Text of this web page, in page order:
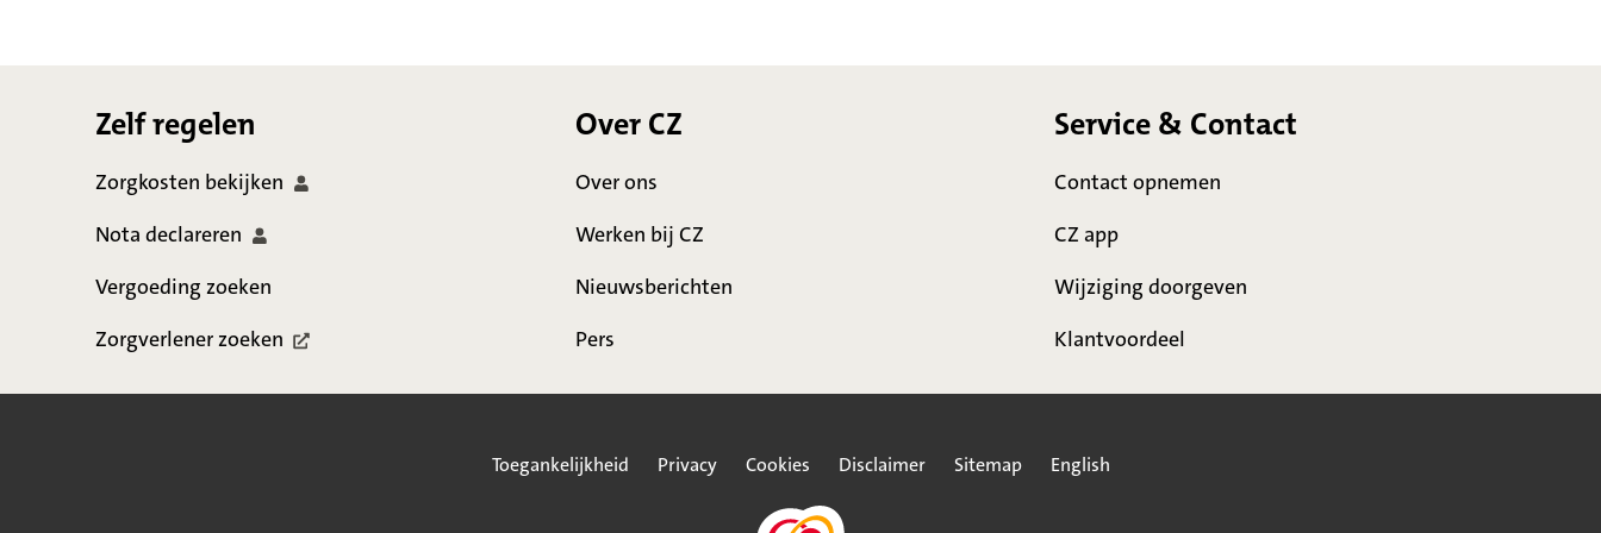
Zelf regelen
Zorgkosten bekijken
Nota declareren
Vergoeding zoeken
Zorgverlenerzoeken
Over CZ
Over ons
Werken bij CZ
Nieuwsberichten
Pers
Service & Contact
Contact opnemen
CZ app
Wijziging doorgeven
Klantvoordeel
Toegankelijkheid Privacy Cookies Disclaimer Sitemap English